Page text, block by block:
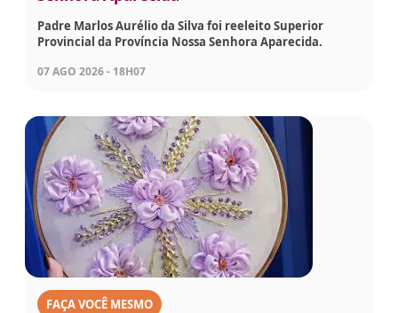
Padre Marlos Aurélio da Silva foi reeleito Superior
Provincial da Província Nossa Senhora Aparecida.
07 AGO 2026 - 18H07
FAÇA VOCÊ MESMO